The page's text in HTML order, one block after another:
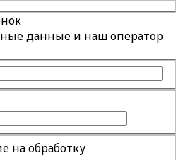
данные и наш оператор
на обработку